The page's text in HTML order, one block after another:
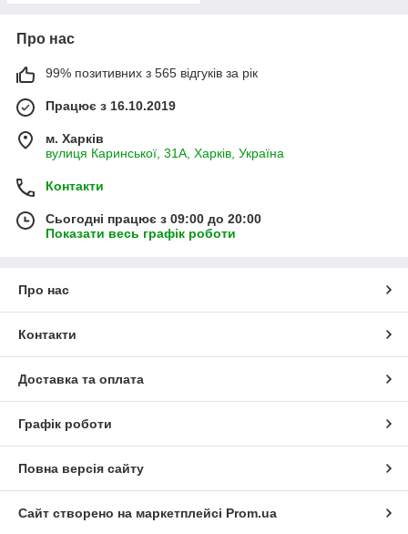
Про нас
99% позитивних з 565 відгуків за рік
Працює з 16.10.2019
м. Харків
вулиця Каринської, 31А, Харків, Україна
Контакти
Сьогодні працює з 09:00 до 20:00
Показати весь графік роботи
Про нас
Контакти
Доставка та оплата
Графік роботи
Повна версія сайту
Сайт створено на маркетплейсі Prom.ua